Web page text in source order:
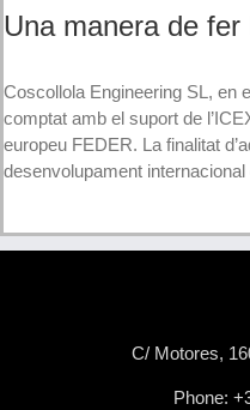
Una manera de fer
Coscollola Engineering SL, en
comptat amb el suport de
europeu FEDER. La finalitat
desenvolupament
C/ Motores,
Phone: